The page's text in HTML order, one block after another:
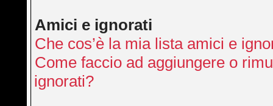
Amici e ignorati
Che cos’è la mia lista amici e
Come faccio ad aggiungere o
ignorati?